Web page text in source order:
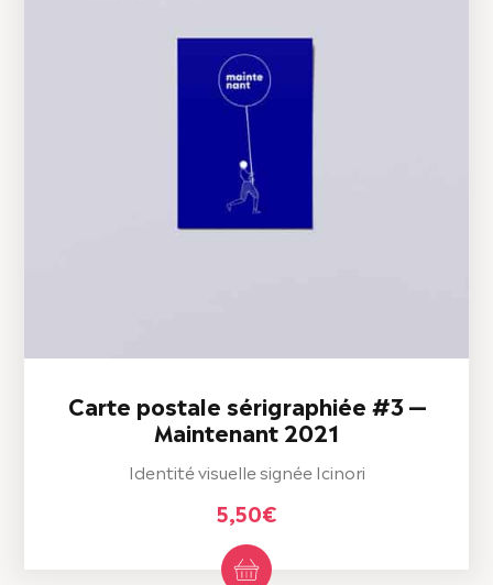
Carte postale sérigraphiée #3 —
Maintenant 2021
Identité visuelle signée Icinori
5,50€